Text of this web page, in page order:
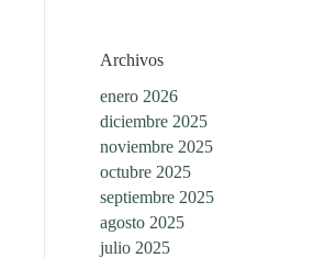
Archivos
enero 2026
diciembre 2025
noviembre 2025
octubre 2025
septiembre 2025
agosto 2025
julio 2025